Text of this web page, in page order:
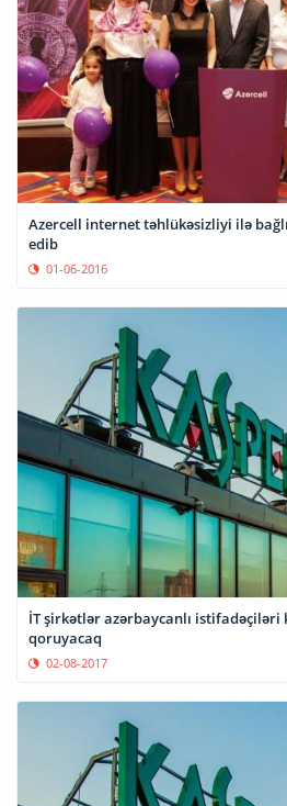
Azercell internet təhlükəsizliyi ilə
edib
01-06-2016
İT şirkətlər azərbaycanlı
qoruyacaq
02-08-2017